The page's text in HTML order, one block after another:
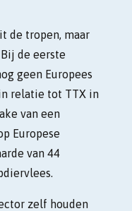
de tropen, maar
de eerste
geen Europees
relatie tot TTX in
van een
Europese
van 44
zelf houden